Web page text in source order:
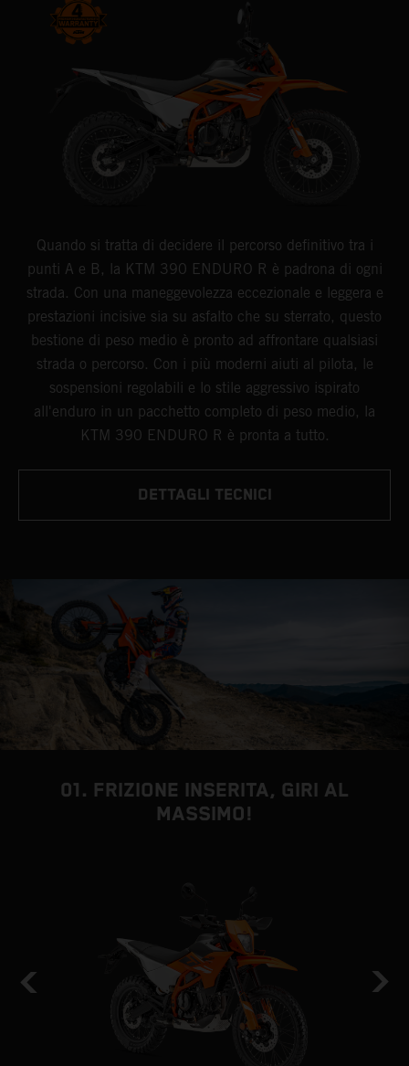
Quando si tratta di decidere il percorso definitivo tra i
punti A e B, la KTM 390 ENDURO R è padrona di ogni
strada. Con una maneggevolezza eccezionale e leggera e
prestazioni incisive sia su asfalto che su sterrato, questo
bestione di peso medio è pronto ad affrontare qualsiasi
strada o percorso. Con i più moderni aiuti al pilota, le
sospensioni regolabili e lo stile aggressivo ispirato
all'enduro in un pacchetto completo di peso medio, la
KTM 390 ENDURO R è pronta a tutto.
DETTAGLI TECNICI
01. FRIZIONE INSERITA, GIRI AL
MASSIMO!